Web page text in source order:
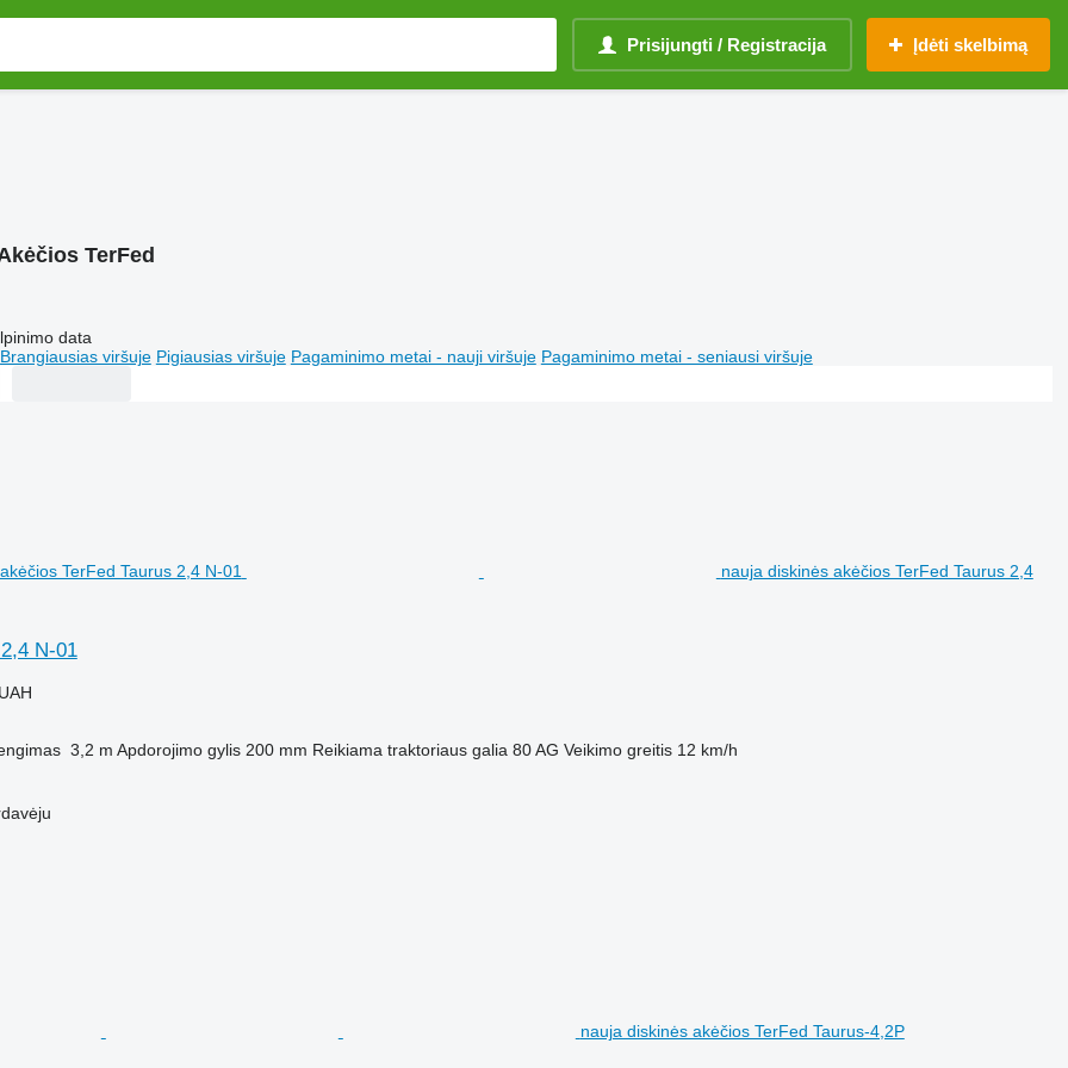
Prisijungti / Registracija Įdėti skelbimą
TerFed
data
Brangiausias viršuje Pigiausias viršuje Pagaminimo metai - nauji viršuje Pagaminimo metai - seniausi viršuje
nauja diskinės akėčios TerFed Taurus 2,4
N-01
3,2 m Apdorojimo gylis 200 mm Reikiama traktoriaus galia 80 AG Veikimo greitis 12 km/h
nauja diskinės akėčios TerFed Taurus-4,2P